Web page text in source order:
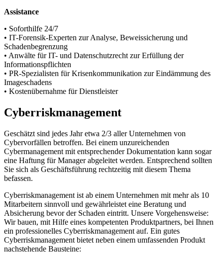
Assistance
• Soforthilfe 24/7
• IT-Forensik-Experten zur Analyse, Beweissicherung und
Schadenbegrenzung
• Anwälte für IT- und Datenschutzrecht zur Erfüllung der
Informationspflichten
• PR-Spezialisten für Krisenkommunikation zur Eindämmung des
Imageschadens
• Kostenübernahme für Dienstleister
Cyberriskmanagement
Geschätzt sind jedes Jahr etwa 2/3 aller Unternehmen von
Cybervorfällen betroffen. Bei einem unzureichenden
Cybermanagement mit entsprechender Dokumentation kann sogar
eine Haftung für Manager abgeleitet werden. Entsprechend sollten
Sie sich als Geschäftsführung rechtzeitig mit diesem Thema
befassen.
Cyberriskmanagement ist ab einem Unternehmen mit mehr als 10
Mitarbeitern sinnvoll und gewährleistet eine Beratung und
Absicherung bevor der Schaden eintritt. Unsere Vorgehensweise:
Wir bauen, mit Hilfe eines kompetenten Produktpartners, bei Ihnen
ein professionelles Cyberriskmanagement auf. Ein gutes
Cyberriskmanagement bietet neben einem umfassenden Produkt
nachstehende Bausteine: